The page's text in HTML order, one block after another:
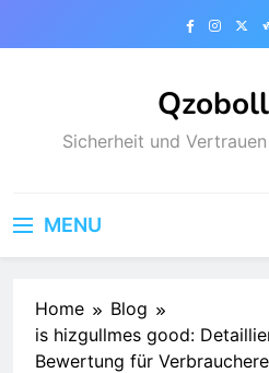
Sicherheit und
MENU
Home
Blog
is hizgullmes good:
Bewertung für